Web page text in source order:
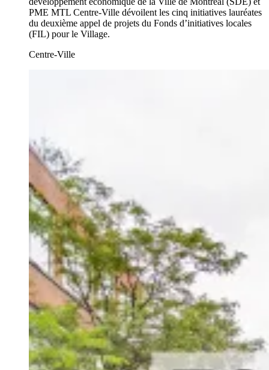
PME MTL Centre-Ville dévoilent les cinq initiatives lauréates
du deuxième appel de projets du Fonds d’initiatives locales
(FIL) pour le Village.
Centre-Ville